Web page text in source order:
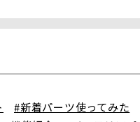
#新着パーツ使ってみた